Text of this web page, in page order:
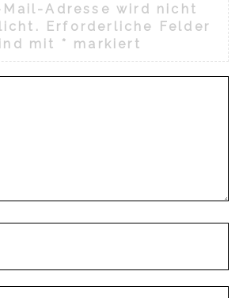
Mail-Adresse wird nicht
Erforderliche Felder
mit * markiert